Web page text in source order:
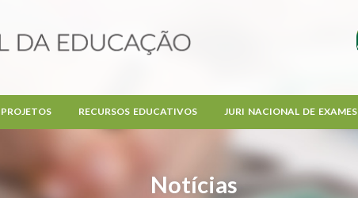
Notícias
PROJETOS RECURSOS EDUCATIVOS JURI NACIONAL DE EXAMES